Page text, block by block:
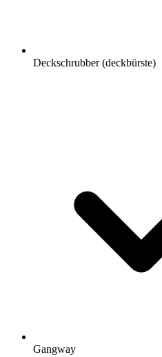
Deckschrubber (deckbürste)
Gangway